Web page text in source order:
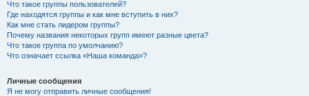
Что такое группы пользователей?
Где находятся группы и как мне вступить в них?
Как мне стать лидером группы?
Почему названия некоторых групп имеют разные цвета?
Что такое группа по умолчанию?
Что означает ссылка «Наша команда»?
Личные сообщения
Я не могу отправить личные сообщения!